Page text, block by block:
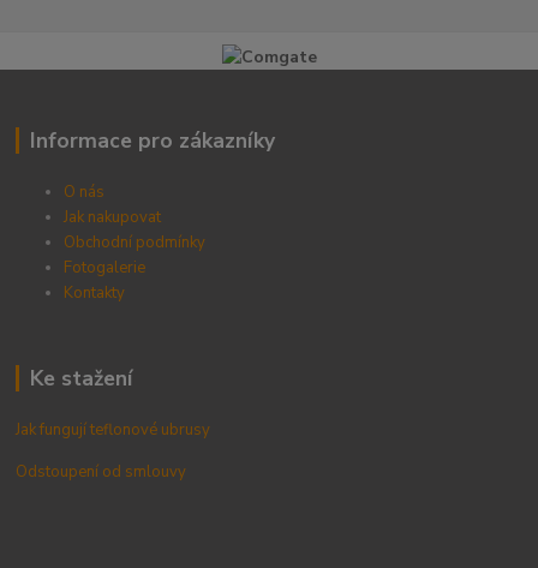
Informace pro zákazníky
O nás
Jak nakupovat
Obchodní podmínky
Fotogalerie
Kontakty
Ke stažení
Jak fungují teflonové ubrusy
Odstoupení od smlouvy